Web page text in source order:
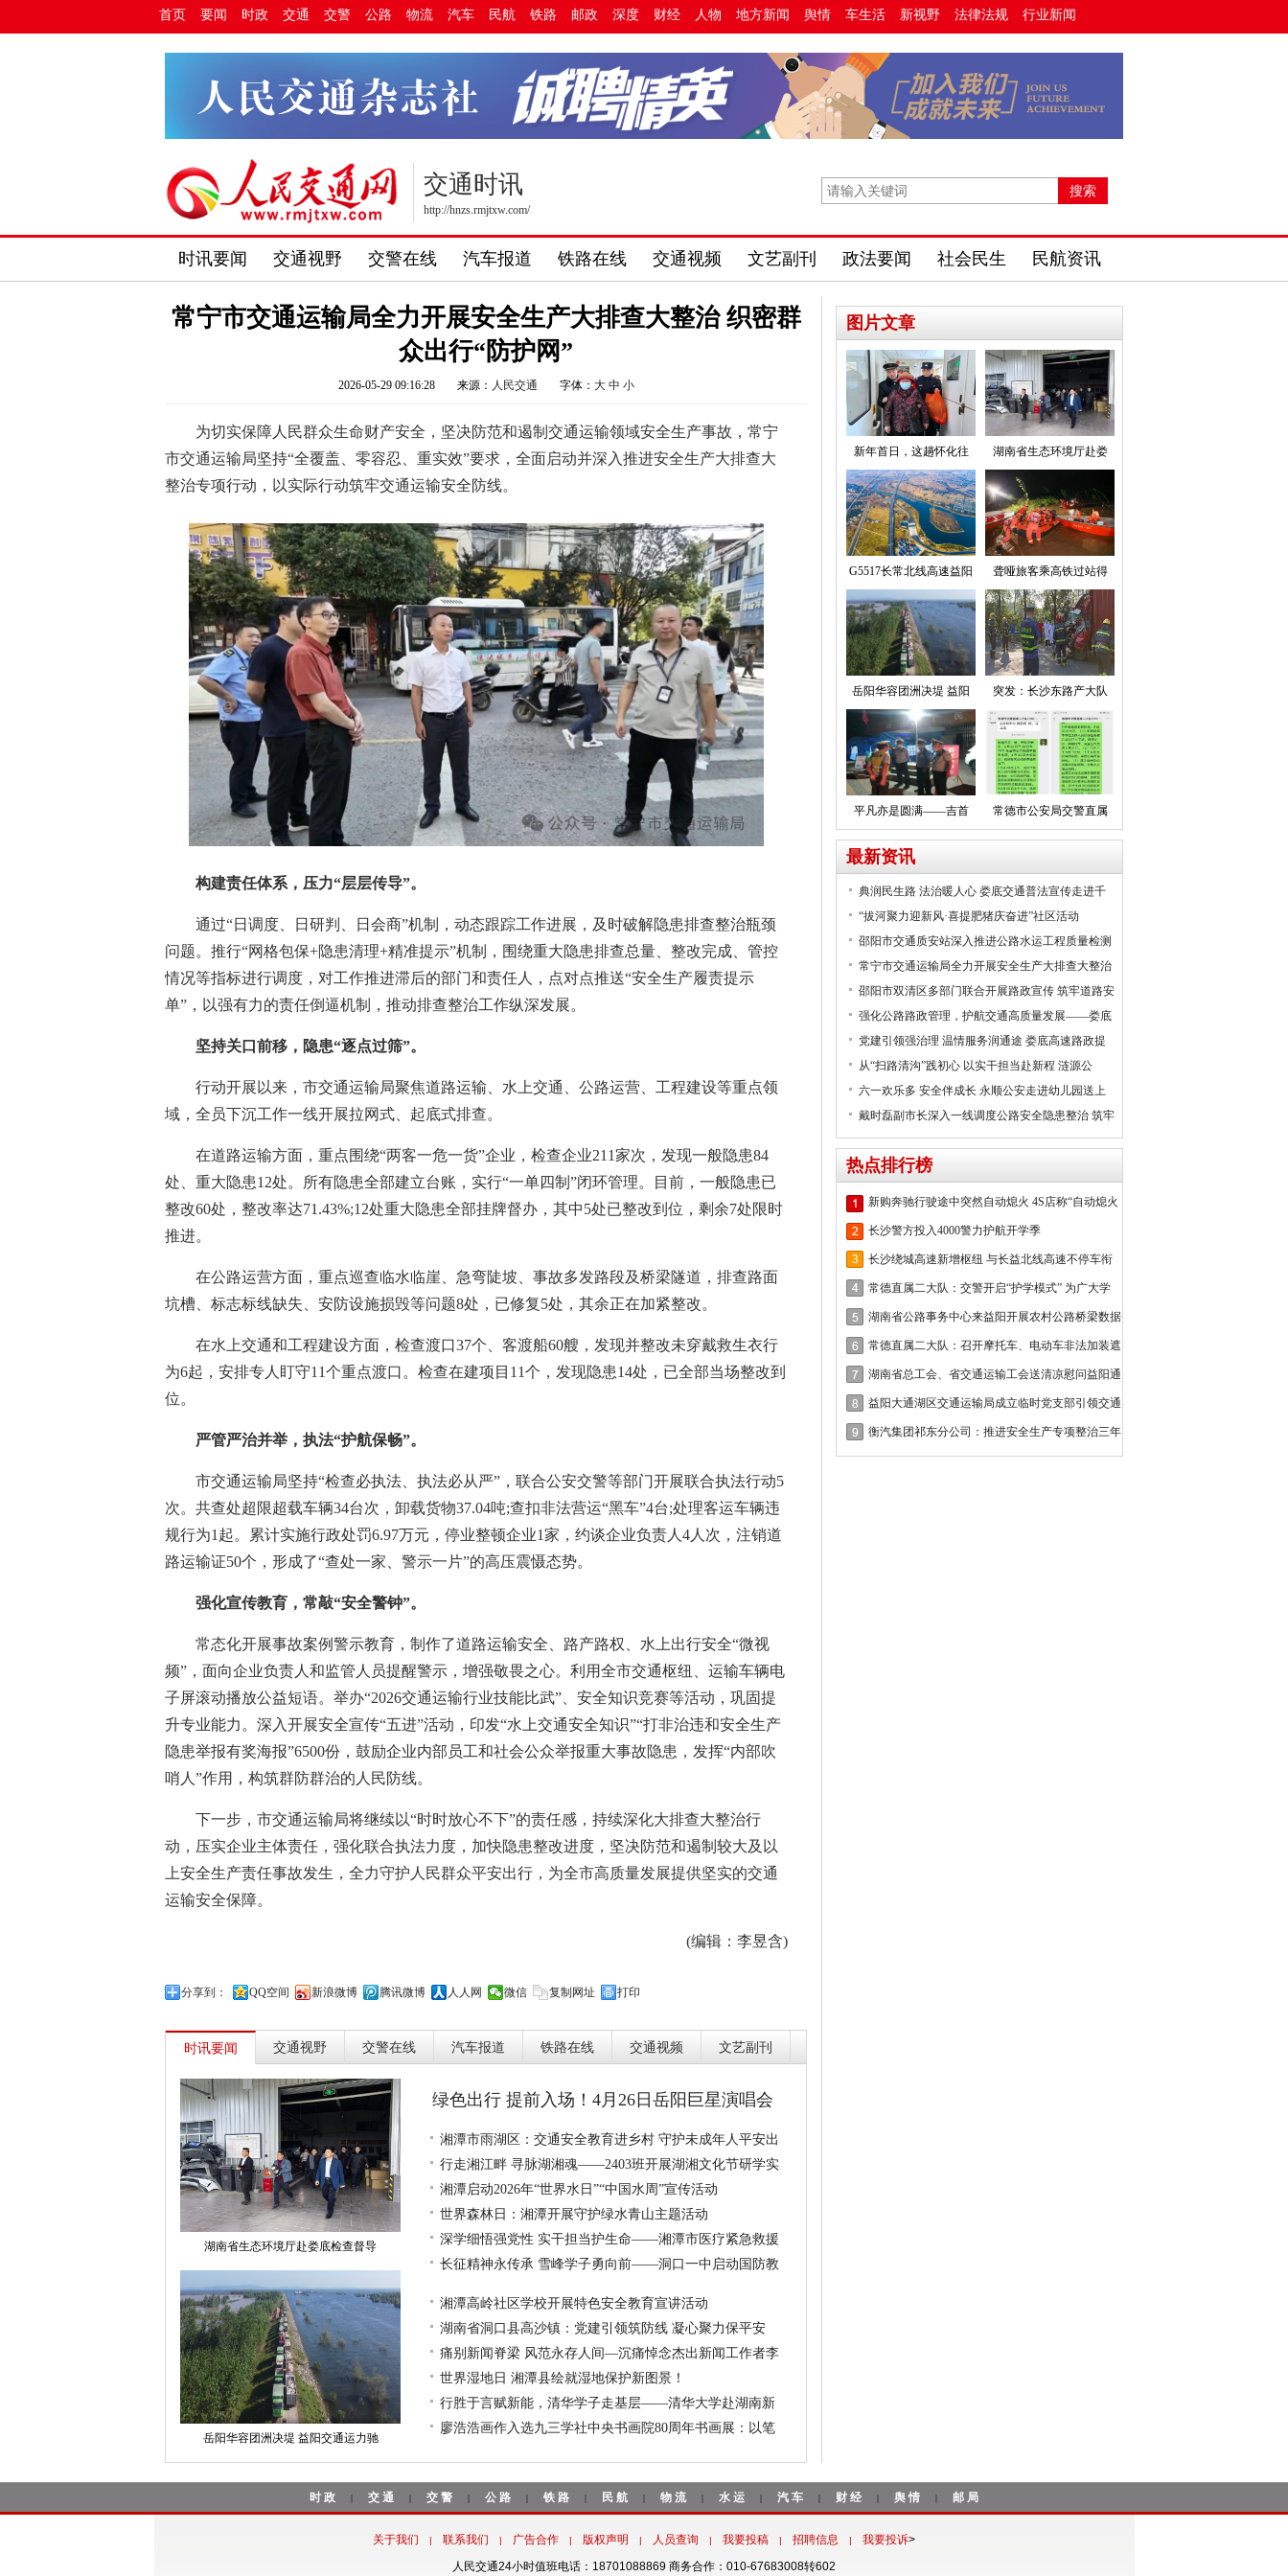
首页 要闻 时政 交通 交警 公路 物流 汽车 民航 铁路 邮政 深度 财经 人物 地方新闻 舆情 车生活 新视野 法律法规 行业新闻
交通时讯
http://hnzs.rmjtxw.com/
时讯要闻 交通视野 交警在线 汽车报道 铁路在线 交通视频 文艺副刊 政法要闻 社会民生 民航资讯
常宁市交通运输局全力开展安全生产大排查大整治 织密群
众出行“防护网”
2026-05-29 09:16:28 来源： 人民交通 字体： 大 中 小
为切实保障人民群众生命财产安全，坚决防范和遏制交通运输领域安全生产事故，常宁
市交通运输局坚持“全覆盖、零容忍、重实效”要求，全面启动并深入推进安全生产大排查大
整治专项行动，以实际行动筑牢交通运输安全防线。
构建责任体系，压力“层层传导”。
通过“日调度、日研判、日会商”机制，动态跟踪工作进展，及时破解隐患排查整治瓶颈
问题。推行“网格包保+隐患清理+精准提示”机制，围绕重大隐患排查总量、整改完成、管控
情况等指标进行调度，对工作推进滞后的部门和责任人，点对点推送“安全生产履责提示
单”，以强有力的责任倒逼机制，推动排查整治工作纵深发展。
坚持关口前移，隐患“逐点过筛”。
行动开展以来，市交通运输局聚焦道路运输、水上交通、公路运营、工程建设等重点领
域，全员下沉工作一线开展拉网式、起底式排查。
在道路运输方面，重点围绕“两客一危一货”企业，检查企业211家次，发现一般隐患84
处、重大隐患12处。所有隐患全部建立台账，实行“一单四制”闭环管理。目前，一般隐患已
整改60处，整改率达71.43%;12处重大隐患全部挂牌督办，其中5处已整改到位，剩余7处限时
推进。
在公路运营方面，重点巡查临水临崖、急弯陡坡、事故多发路段及桥梁隧道，排查路面
坑槽、标志标线缺失、安防设施损毁等问题8处，已修复5处，其余正在加紧整改。
在水上交通和工程建设方面，检查渡口37个、客渡船60艘，发现并整改未穿戴救生衣行
为6起，安排专人盯守11个重点渡口。检查在建项目11个，发现隐患14处，已全部当场整改到
位。
严管严治并举，执法“护航保畅”。
市交通运输局坚持“检查必执法、执法必从严”，联合公安交警等部门开展联合执法行动5
次。共查处超限超载车辆34台次，卸载货物37.04吨;查扣非法营运“黑车”4台;处理客运车辆违
规行为1起。累计实施行政处罚6.97万元，停业整顿企业1家，约谈企业负责人4人次，注销道
路运输证50个，形成了“查处一家、警示一片”的高压震慑态势。
强化宣传教育，常敲“安全警钟”。
常态化开展事故案例警示教育，制作了道路运输安全、路产路权、水上出行安全“微视
频”，面向企业负责人和监管人员提醒警示，增强敬畏之心。利用全市交通枢纽、运输车辆电
子屏滚动播放公益短语。举办“2026交通运输行业技能比武”、安全知识竞赛等活动，巩固提
升专业能力。深入开展安全宣传“五进”活动，印发“水上交通安全知识”“打非治违和安全生产
隐患举报有奖海报”6500份，鼓励企业内部员工和社会公众举报重大事故隐患，发挥“内部吹
哨人”作用，构筑群防群治的人民防线。
下一步，市交通运输局将继续以“时时放心不下”的责任感，持续深化大排查大整治行
动，压实企业主体责任，强化联合执法力度，加快隐患整改进度，坚决防范和遏制较大及以
上安全生产责任事故发生，全力守护人民群众平安出行，为全市高质量发展提供坚实的交通
运输安全保障。
(编辑：李昱含)
分享到： QQ空间 新浪微博 腾讯微博 人人网 微信 复制网址 打印
时讯要闻 交通视野 交警在线 汽车报道 铁路在线 交通视频 文艺副刊
湖南省生态环境厅赴娄底检查督导
岳阳华容团洲决堤 益阳交通运力驰
绿色出行 提前入场！4月26日岳阳巨星演唱会
湘潭市雨湖区：交通安全教育进乡村 守护未成年人平安出
行走湘江畔 寻脉湖湘魂——2403班开展湖湘文化节研学实
湘潭启动2026年“世界水日”“中国水周”宣传活动
世界森林日：湘潭开展守护绿水青山主题活动
深学细悟强党性 实干担当护生命——湘潭市医疗紧急救援
长征精神永传承 雪峰学子勇向前——洞口一中启动国防教
湘潭高岭社区学校开展特色安全教育宣讲活动
湖南省洞口县高沙镇：党建引领筑防线 凝心聚力保平安
痛别新闻脊梁 风范永存人间—沉痛悼念杰出新闻工作者李
世界湿地日 湘潭县绘就湿地保护新图景！
行胜于言赋新能，清华学子走基层——清华大学赴湖南新
廖浩浩画作入选九三学社中央书画院80周年书画展：以笔
图片文章
新年首日，这趟怀化往 湖南省生态环境厅赴娄
G5517长常北线高速益阳 聋哑旅客乘高铁过站得
岳阳华容团洲决堤 益阳 突发：长沙东路产大队
平凡亦是圆满——吉首 常德市公安局交警直属
最新资讯
典润民生路 法治暖人心 娄底交通普法宣传走进千
“拔河聚力迎新风·喜提肥猪庆奋进”社区活动
邵阳市交通质安站深入推进公路水运工程质量检测
常宁市交通运输局全力开展安全生产大排查大整治
邵阳市双清区多部门联合开展路政宣传 筑牢道路安
强化公路路政管理，护航交通高质量发展——娄底
党建引领强治理 温情服务润通途 娄底高速路政提
从“扫路清沟”践初心 以实干担当赴新程 涟源公
六一欢乐多 安全伴成长 永顺公安走进幼儿园送上
戴时磊副市长深入一线调度公路安全隐患整治 筑牢
热点排行榜
新购奔驰行驶途中突然自动熄火 4S店称“自动熄火
长沙警方投入4000警力护航开学季
长沙绕城高速新增枢纽 与长益北线高速不停车衔
接
常德直属二大队：交警开启“护学模式” 为广大学
湖南省公路事务中心来益阳开展农村公路桥梁数据
常德直属二大队：召开摩托车、电动车非法加装遮
湖南省总工会、省交通运输工会送清凉慰问益阳通
益阳大通湖区交通运输局成立临时党支部引领交通
衡汽集团祁东分公司：推进安全生产专项整治三年
时政 | 交通 | 交警 | 公路 | 铁路 | 民航 | 物流 | 水运 | 汽车 | 财经 | 舆情 | 邮局
关于我们 | 联系我们 | 广告合作 | 版权声明 | 人员查询 | 我要投稿 | 招聘信息 | 我要投诉>
人民交通24小时值班电话：18701088869 商务合作：010-67683008转602